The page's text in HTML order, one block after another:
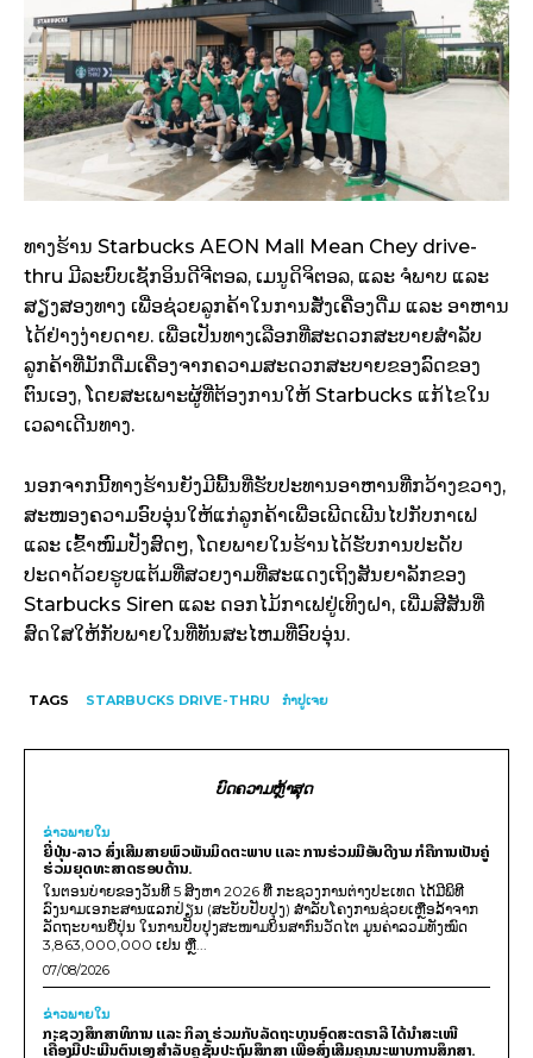
ທາງຮ້ານ Starbucks AEON Mall Mean Chey drive-
thru ມີລະບົບເຊັກອິນດີຈີຕອລ, ເມນູດິຈິຕອລ, ແລະ ຈໍພາບ ແລະ
ສຽງສອງທາງ ເພື່ອຊ່ວຍລູກຄ້າໃນການສັ່ງເຄື່ອງດື່ມ ແລະ ອາຫານ
ໄດ້ຢ່າງງ່າຍດາຍ. ເພື່ອເປັນທາງເລືອກທີ່ສະດວກສະບາຍສຳລັບ
ລູກຄ້າທີ່ມັກດື່ມເຄື່ອງຈາກຄວາມສະດວກສະບາຍຂອງລົດຂອງ
ຕົນເອງ, ໂດຍສະເພາະຜູ້ທີ່ຕ້ອງການໃຫ້ Starbucks ແກ້ໄຂໃນ
ເວລາເດີນທາງ.
ນອກຈາກນີ້ທາງຮ້ານຍັງມີພື້ນທີ່ຮັບປະທານອາຫານທີ່ກວ້າງຂວາງ,
ສະໜອງຄວາມອົບອຸ່ນໃຫ້ແກ່ລູກຄ້າເພື່ອເພີດເພີນໄປກັບກາເຟ
ແລະ ເຂົ້າໜົມປັງສົດໆ, ໂດຍພາຍໃນຮ້ານໄດ້ຮັບການປະດັບ
ປະດາດ້ວຍຮູບແຕ້ມທີ່ສວຍງາມທີ່ສະແດງເຖິງສັນຍາລັກຂອງ
Starbucks Siren ແລະ ດອກໄມ້ກາເຟຢູ່ເທິງຝາ, ເພີ່ມສີສັນທີ່
ສົດໃສໃຫ້ກັບພາຍໃນທີ່ທັນສະໄຫມທີ່ອົບອຸ່ນ.
TAGS STARBUCKS DRIVE-THRU ກຳປູເຈຍ
ບົດຄວາມຫຼ້າສຸດ
ຂ່າວພາຍ​ໃນ
ຍີ່ປຸ່ນ-ລາວ ສົ່ງເສີມສາຍພົວພັນມິດຕະພາບ ແລະ ການຮ່ວມມືອັນດີງາມ ກໍຄືການເປັນຄູ່
ຮ່ວມຍຸດທະສາດຮອບດ້ານ.
ໃນຕອນບ່າຍຂອງວັນທີ 5 ສິງຫາ 2026 ທີ່ ກະຊວງການຕ່າງປະເທດ ໄດ້ມີພິທີ
ລົງນາມເອກະສານແລກປ່ຽນ (ສະບັບປັບປຸງ) ສໍາລັບໂຄງການຊ່ວຍເຫຼືອລ້າຈາກ
ລັດຖະບານຍີ່ປຸ່ນ ໃນການປັບປຸງສະໜາມບິນສາກົນວັດໄຕ ມູນຄ່າລວມທັງໝົດ
3,863,000,000 ເຢນ ຫຼື...
07/08/2026
ຂ່າວພາຍ​ໃນ
ກະຊວງສຶກສາທິການ ແລະ ກິລາ ຮ່ວມກັບລັດຖະບານອົດສະຕຣາລີ ໄດ້ນຳສະເໜີ
ເຄື່ອງມືປະເມີນຕົນເອງສຳລັບຄູຊັ້ນປະຖົມສຶກສາ ເພື່ອສົ່ງເສີມຄຸນນະພາບການສຶກສາ.